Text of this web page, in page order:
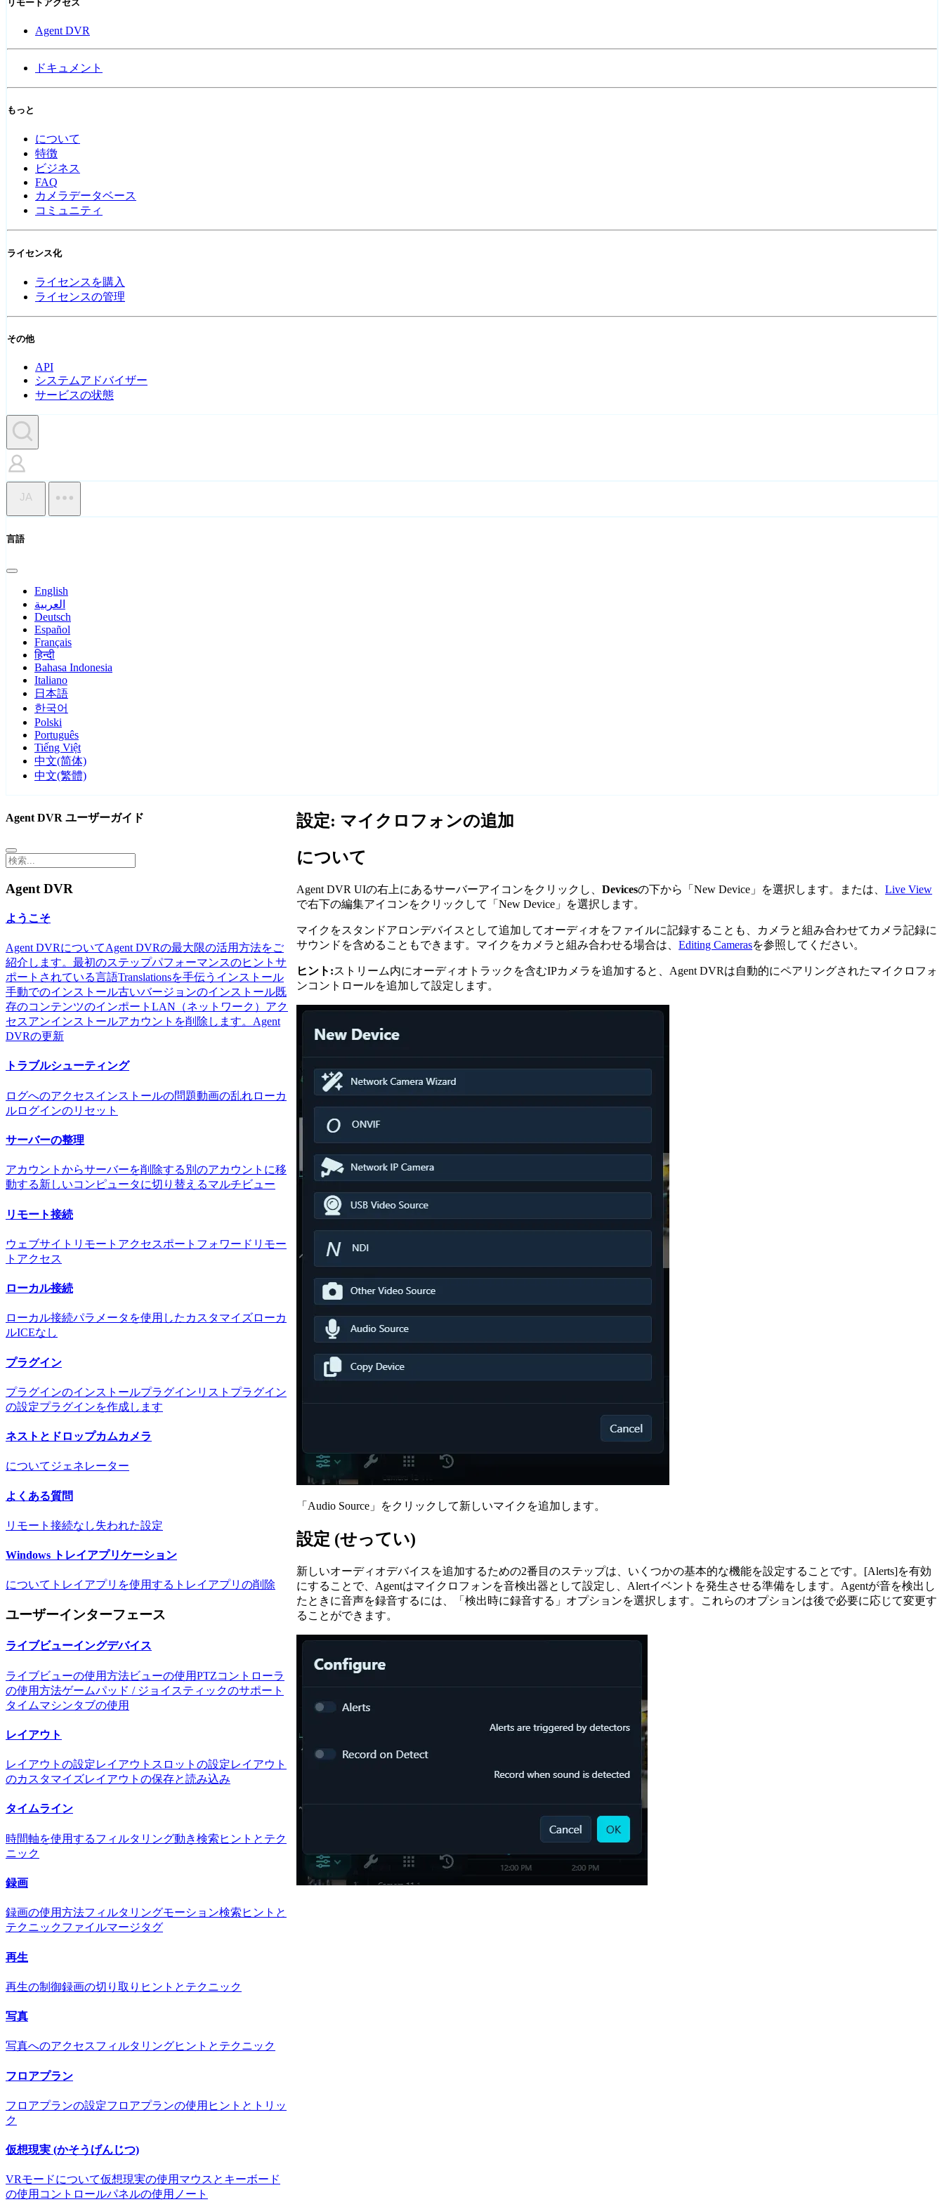
リモートアクセス
Agent DVR
ドキュメント
もっと
について
特徴
ビジネス
FAQ
カメラデータベース
コミュニティ
ライセンス化
ライセンスを購入
ライセンスの管理
その他
API
システムアドバイザー
サービスの状態
JA
言語
English
العربية
Deutsch
Español
Français
हिन्दी
Bahasa Indonesia
Italiano
日本語
한국어
Polski
Português
Tiếng Việt
中文(简体)
中文(繁體)
設定: マイクロフォンの追加
について
Agent DVR UIの右上にあるサーバーアイコンをクリックし、Devicesの下から「New Device」を選択します。または、Live View
で右下の編集アイコンをクリックして「New Device」を選択します。
マイクをスタンドアロンデバイスとして追加してオーディオをファイルに記録することも、カメラと組み合わせてカメラ記録に
サウンドを含めることもできます。マイクをカメラと組み合わせる場合は、Editing Camerasを参照してください。
ヒント:ストリーム内にオーディオトラックを含むIPカメラを追加すると、Agent DVRは自動的にペアリングされたマイクロフォ
ンコントロールを追加して設定します。
「Audio Source」をクリックして新しいマイクを追加します。
設定 (せってい)
新しいオーディオデバイスを追加するための2番目のステップは、いくつかの基本的な機能を設定することです。[Alerts]を有効
にすることで、Agentはマイクロフォンを音検出器として設定し、Alertイベントを発生させる準備をします。Agentが音を検出し
たときに音声を録音するには、「検出時に録音する」オプションを選択します。これらのオプションは後で必要に応じて変更す
ることができます。
Agent DVR ユーザーガイド
Agent DVR
ようこそ
Agent DVRについてAgent DVRの最大限の活用方法をご
紹介します。 最初のステップパフォーマンスのヒント サ
ポートされている言語Translationsを手伝う インストール
手動でのインストール古いバージョンのインストール既
存のコンテンツのインポート LAN（ネットワーク）アク
セスアンインストールアカウントを削除します。 Agent
DVRの更新
トラブルシューティング
ログへのアクセスインストールの問題動画の乱れローカ
ルログインのリセット
サーバーの整理
アカウントからサーバーを削除する 別のアカウントに移
動する新しいコンピュータに切り替えるマルチビュー
リモート接続
ウェブサイトリモートアクセスポートフォワードリモー
トアクセス
ローカル接続
ローカル接続パラメータを使用したカスタマイズローカ
ルICEなし
プラグイン
プラグインのインストールプラグインリスト プラグイン
の設定プラグインを作成します
ネストとドロップカムカメラ
について ジェネレーター
よくある質問
リモート接続なし失われた設定
Windows トレイアプリケーション
について トレイアプリを使用する トレイアプリの削除
ユーザーインターフェース
ライブビューイングデバイス
ライブビューの使用方法ビューの使用PTZコントローラ
の使用方法ゲームパッド / ジョイスティックのサポート
タイムマシンタブの使用
レイアウト
レイアウトの設定レイアウトスロットの設定レイアウト
のカスタマイズレイアウトの保存と読み込み
タイムライン
時間軸を使用するフィルタリング動き検索 ヒントとテク
ニック
録画
録画の使用方法フィルタリングモーション検索 ヒントと
テクニックファイルマージタグ
再生
再生の制御録画の切り取り ヒントとテクニック
写真
写真へのアクセスフィルタリングヒントとテクニック
フロアプラン
フロアプランの設定フロアプランの使用 ヒントとトリッ
ク
仮想現実 (かそうげんじつ)
VRモードについて仮想現実の使用 マウスとキーボード
の使用 コントロールパネルの使用 ノート